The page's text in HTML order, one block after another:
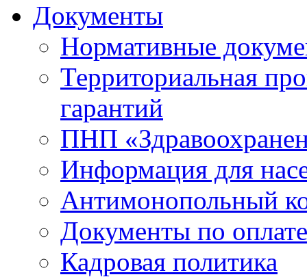
Документы
Нормативные
Территориальная
гарантий
ПНП
Информация для
Антимонопольный
Документы по
Кадровая политика